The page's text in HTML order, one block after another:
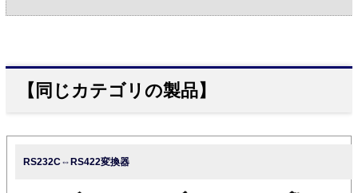
【同じカテゴリの製品】
RS232C⇔RS422変換器